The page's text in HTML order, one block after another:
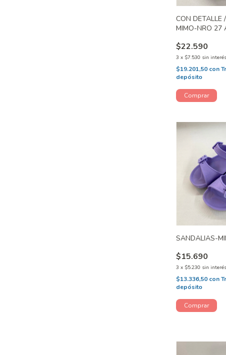
CON DETALLE
MIMO-NRO 27
$22.590
3 x $7.530 sin interés
$19.201,50 con
depósito
SANDALIAS-
$15.690
3 x $5.230 sin interés
$13.336,50 con
depósito